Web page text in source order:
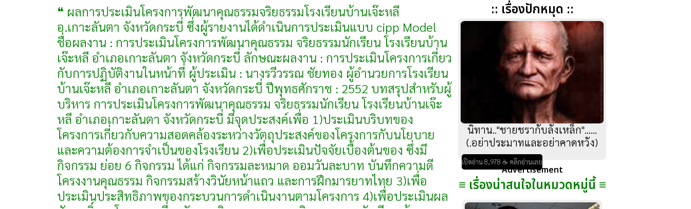
❝ ผลการประเมินโครงการพัฒนาคุณธรรมจริยธรรมโรงเรียนบ้านเจ๊ะหลี
อ.เกาะลันตา จังหวัดกระบี่ ซึ่งผู้รายงานได้ดำเนินการประเมินแบบ cipp Model
ชื่อผลงาน : การประเมินโครงการพัฒนาคุณธรรม จริยธรรมนักเรียน โรงเรียนบ้าน
เจ๊ะหลี อำเภอเกาะลันตา จังหวัดกระบี่ ลักษณะผลงาน : การประเมินโครงการเกี่ยว
กับการปฏิบัติงานในหน้าที่ ผู้ประเมิน : นางรวีวรรณ ชัยทอง ผู้อำนวยการโรงเรียน
บ้านเจ๊ะหลี อำเภอเกาะลันตา จังหวัดกระบี่ ปีพุทธศักราช : 2552 บทสรุปสำหรับผู้
บริหาร การประเมินโครงการพัฒนาคุณธรรม จริยธรรมนักเรียน โรงเรียนบ้านเจ๊ะ
หลี อำเภอเกาะลันตา จังหวัดกระบี่ มีจุดประสงค์เพื่อ 1)ประเมินบริบทของ
โครงการเกี่ยวกับความสอดคล้องระหว่างวัตถุประสงค์ของโครงการกับนโยบาย
และความต้องการจำเป็นของโรงเรียน 2)เพื่อประเมินปัจจัยเบื้องต้นของ ซึ่งมี
กิจกรรม ย่อย 6 กิจกรรม ได้แก่ กิจกรรมละหมาด ออมวันละบาท บันทึกความดี
โครงงานคุณธรรม กิจกรรมสร้างวินัยหน้าแถว และการฝึกมารยาทไทย 3)เพื่อ
ประเมินประสิทธิภาพของกระบวนการดำเนินงานตามโครงการ 4)เพื่อประเมินผล
:: เรื่องปักหมุด ::
นิทาน.."ชายชรากับลังเหล็ก"......
(.อย่าประมาทและอย่าคาดหวัง)
เปิดอ่าน 8,978 ☕ คลิกอ่านเลย
Advertisement
≡ เรื่องน่าสนใจในหมวดหมู่นี้ ≡